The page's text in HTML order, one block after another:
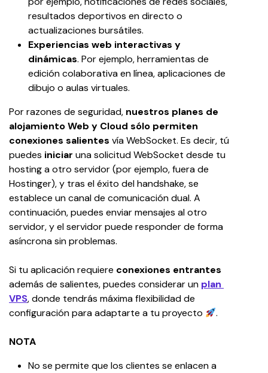
resultados deportivos en directo o
actualizaciones bursátiles.
Experiencias web interactivas y
dinámicas. Por ejemplo, herramientas de
edición colaborativa en línea, aplicaciones de
dibujo o aulas virtuales.
Por razones de seguridad, nuestros planes de
alojamiento Web y Cloud sólo permiten
conexiones salientes vía WebSocket. Es decir, tú
puedes iniciar una solicitud WebSocket desde tu
hosting a otro servidor (por ejemplo, fuera de
Hostinger), y tras el éxito del handshake, se
establece un canal de comunicación dual. A
continuación, puedes enviar mensajes al otro
servidor, y el servidor puede responder de forma
asíncrona sin problemas.
Si tu aplicación requiere conexiones entrantes
además de salientes, puedes considerar un plan
VPS, donde tendrás máxima flexibilidad de
configuración para adaptarte a tu proyecto
.
NOTA
No se permite que los clientes se enlacen a